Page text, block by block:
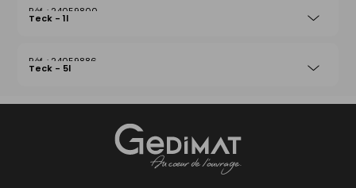
24059800
Teck - 1l
24059886
Teck - 5l